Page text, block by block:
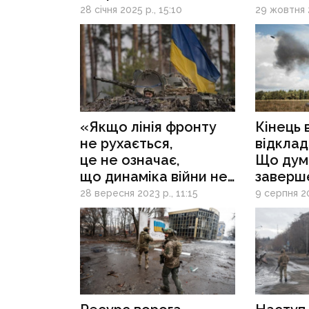
та експерти про
тактику ворога, яка
дає результати
28 січня 2025 р., 15:10
до
так з
29 жовтня
«Якщо лінія фронту
не рухається,
це не означає,
що динаміка війни не
міняється на користь
України», — аналітик
28 вересня 2023 р., 11:15
Кінець
Що
9 серпня